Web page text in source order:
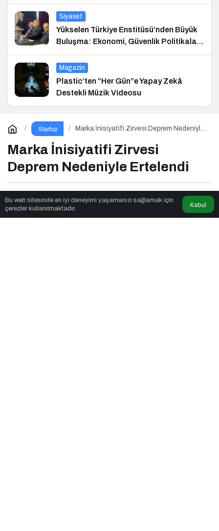
Siyaset
Yükselen Türkiye Enstitüsü’nden Büyük
Buluşma: Ekonomi, Güvenlik Politikaları
ve Hukuk Konferansı
Magazin
Plastic’ten “Her Gün”e Yapay Zekâ
Destekli Müzik Videosu
Startup
Marka İnisiyatifi Zirvesi Deprem Nedeniyle
Marka İnisiyatifi Zirvesi
Deprem Nedeniyle Ertelendi
News Noggintarafından yayınlandı
1dk, 56sn
Bu web sitesinde en iyi deneyimi yaşamanızı sağlamak için
çerezler kullanılmaktadır.
Kabul